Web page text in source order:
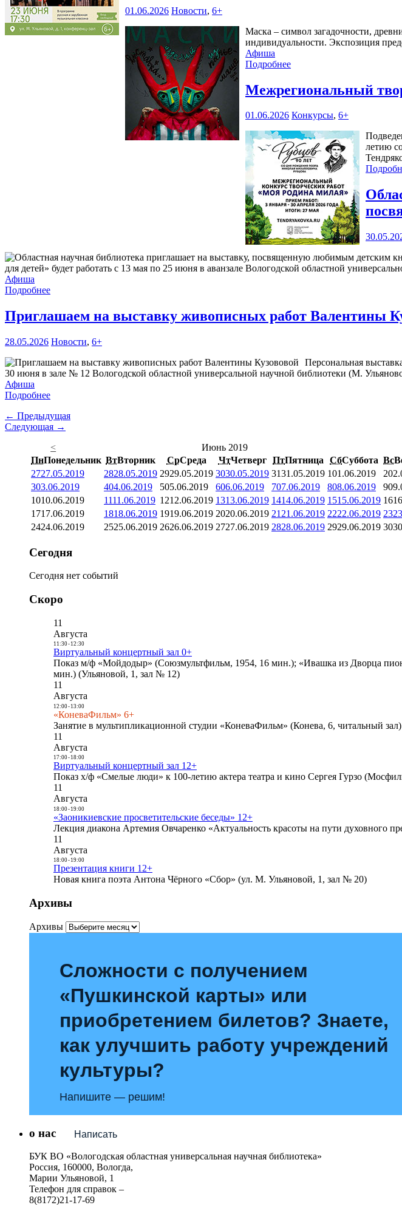
01.06.2026 Новости, 6+
Маска – символ загадочности,
индивидуальности. Экспозиция
Афиша
Подробнее
Межрегиональный
01.06.2026 Конкурсы, 6+
летию
для детей» будет работать с 13 мая по 25 июня в аванзале Вологодской областной
Афиша
Подробнее
Приглашаем на выставку живописных работ Валентины
28.05.2026 Новости, 6+
Персональная
30 июня в зале № 12 Вологодской областной универсальной научной библиотеки (М.
Афиша
Подробнее
← Предыдущая
Следующая →
<
Июнь 2019
ПнПонедельник ВтВторник СрСреда ЧтЧетверг ПтПятница СбСуббота Вс
2727.05.2019 2828.05.2019 2929.05.2019 3030.05.2019 3131.05.2019 101.06.2019 2
303.06.2019 404.06.2019 505.06.2019 606.06.2019 707.06.2019 808.06.2019 9
1010.06.2019 1111.06.2019 1212.06.2019 1313.06.2019 1414.06.2019 1515.06.2019 16
1717.06.2019 1818.06.2019 1919.06.2019 2020.06.2019 21 21.06.2019 2222.06.2019 23
2424.06.2019 2525.06.2019 2626.06.2019 2727.06.2019 2828.06.2019 2929.06.2019 30
Сегодня
Сегодня нет событий
Скоро
11
Августа
11:30- 12:30
Виртуальный концертный зал 0+
Показ м/ф «Мойдодыр» (Союзмультфильм, 1954, 16 мин.); «Ивашка из Дворца
мин.) (Ульяновой, 1, зал № 12)
11
Августа
12:00- 13:00
«КоневаФильм» 6+
Занятие в мультипликационной студии «КоневаФильм» (Конева, 6, читальный зал)
11
Августа
17:00- 18:00
Виртуальный концертный зал 12+
Показ х/ф «Смелые люди» к 100-летию актера театра и кино Сергея Гурзо
11
Августа
18:00- 19:00
«Заоникиевские просветительские беседы» 12+
Лекция диакона Артемия Овчаренко «Актуальность красоты на пути духовного
11
Августа
18:00- 19:00
Презентация книги 12+
Новая книга поэта Антона Чёрного «Сбор» (ул. М. Ульяновой, 1, зал № 20)
Архивы
Архивы
Сложности с получением
«Пушкинской карты» или
приобретением билетов? Знаете,
как улучшить работу учреждений
культуры?
Напишите — решим!
Написать
о нас
БУК ВО «Вологодская областная универсальная научная библиотека»
Россия, 160000, Вологда,
Марии Ульяновой, 1
Телефон для справок –
8(8172)21-17-69